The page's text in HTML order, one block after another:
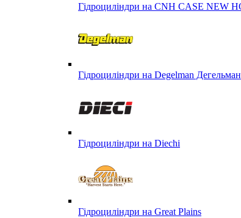
Гідроциліндри на CNH CASE
Гідроциліндри на Degelman Дегельман
Гідроциліндри на Diechi
Гідроциліндри на Great Plains